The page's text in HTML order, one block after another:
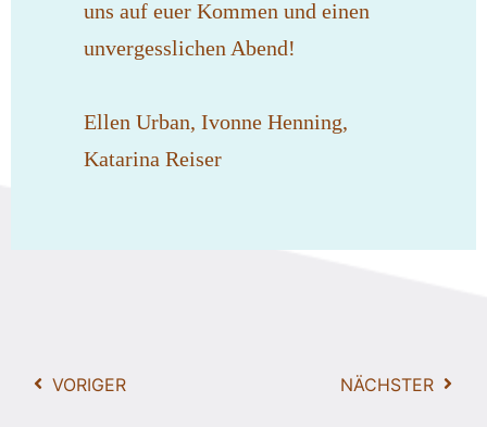
uns auf euer Kommen und einen
unvergesslichen Abend!
Ellen Urban, Ivonne Henning,
Katarina Reiser
VORIGER NÄCHSTER